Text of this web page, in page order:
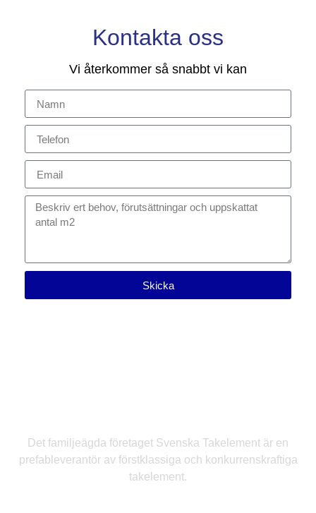
Kontakta oss
Vi återkommer så snabbt vi kan
Skicka
Det familjeägda företaget Svenska Takelement är en
prefableverantör av förstklassiga och konkurrenskraftiga
takelement.